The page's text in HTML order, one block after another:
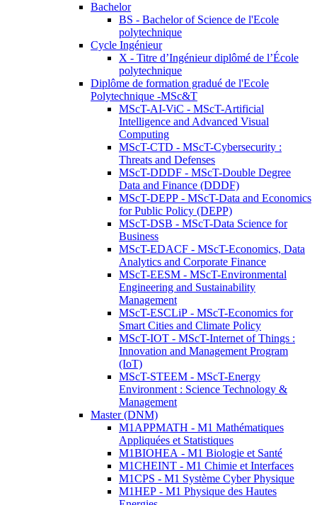
Bachelor
BS - Bachelor of Science de l'Ecole
polytechnique
Cycle Ingénieur
X - Titre d’Ingénieur diplômé de l’École
polytechnique
Diplôme de formation gradué de l'Ecole
Polytechnique -MSc&T
MScT-AI-ViC - MScT-Artificial
Intelligence and Advanced Visual
Computing
MScT-CTD - MScT-Cybersecurity :
Threats and Defenses
MScT-DDDF - MScT-Double Degree
Data and Finance (DDDF)
MScT-DEPP - MScT-Data and Economics
for Public Policy (DEPP)
MScT-DSB - MScT-Data Science for
Business
MScT-EDACF - MScT-Economics, Data
Analytics and Corporate Finance
MScT-EESM - MScT-Environmental
Engineering and Sustainability
Management
MScT-ESCLiP - MScT-Economics for
Smart Cities and Climate Policy
MScT-IOT - MScT-Internet of Things :
Innovation and Management Program
(IoT)
MScT-STEEM - MScT-Energy
Environment : Science Technology &
Management
Master (DNM)
M1APPMATH - M1 Mathématiques
Appliquées et Statistiques
M1BIOHEA - M1 Biologie et Santé
M1CHEINT - M1 Chimie et Interfaces
M1CPS - M1 Système Cyber Physique
M1HEP - M1 Physique des Hautes